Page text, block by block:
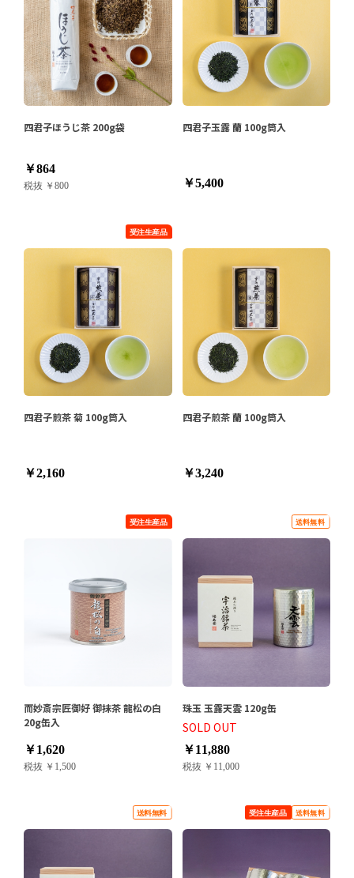
四君子ほうじ茶 200g袋
￥864
税抜 ￥800
四君子玉露 蘭 100g筒入
￥5,400
四君子煎茶 菊 100g筒入
￥2,160
四君子煎茶 蘭 100g筒入
￥3,240
而妙斎宗匠御好 御抹茶 龍松の白
20g缶入
￥1,620
税抜 ￥1,500
SOLD OUT
珠玉 玉露天雲 120g缶
￥11,880
税抜 ￥11,000